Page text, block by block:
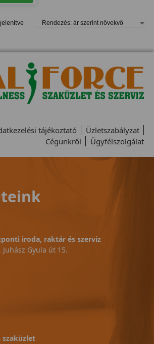
tájékoztató
Üzletszabályzat
Cégünkről
Ügyfélszolgálat
iroda, raktár és szerviz
Gyula út 15.
szaküzlet